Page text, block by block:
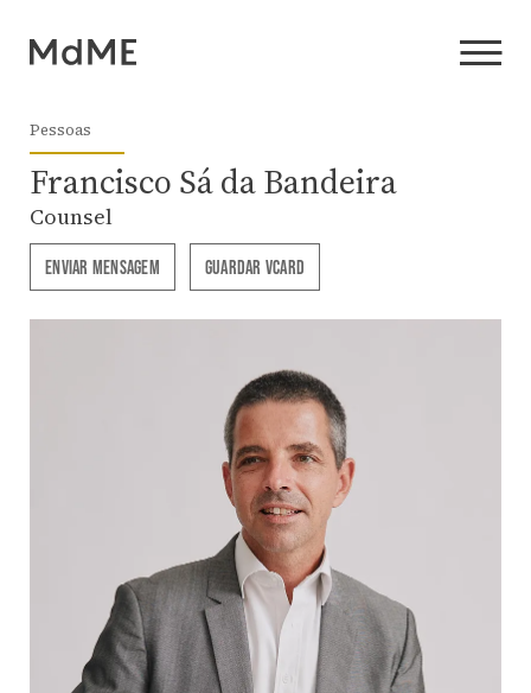
Pessoas
Francisco Sá da Bandeira
Counsel
ENVIAR MENSAGEM GUARDAR VCARD